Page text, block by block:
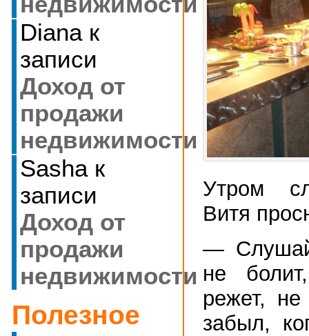
Dianaк
записи
Доход от
продажи
недвижимости
Sashaк
записи
Доход от
продажи
недвижимости
Полезное
Утром
Витя
—
не
режет,
забыл,